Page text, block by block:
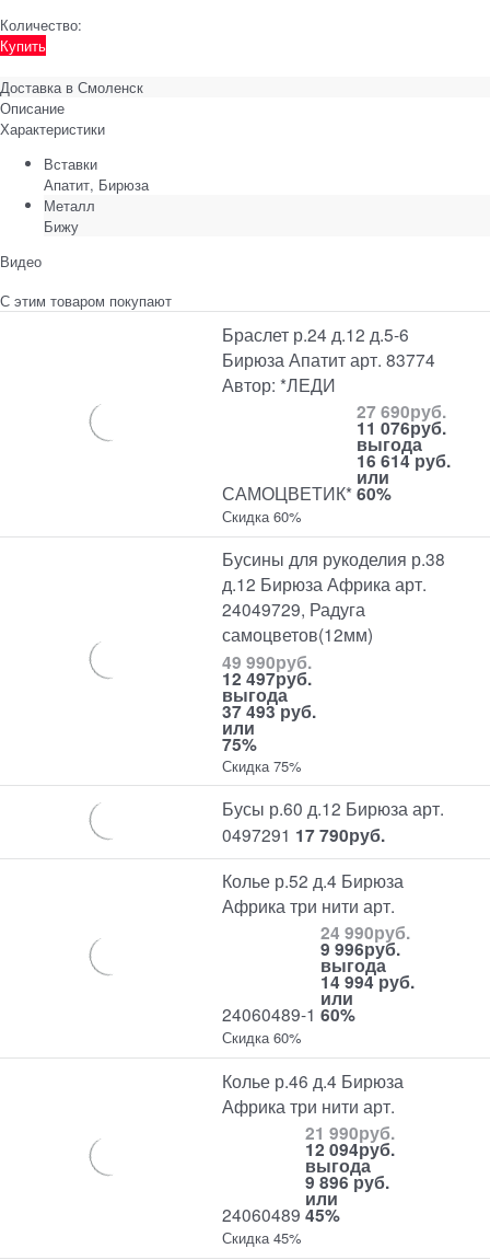
Количество:
Купить
Доставка в Смоленск
Описание
Характеристики
Вставки
Апатит, Бирюза
Металл
Бижу
Видео
С этим товаром покупают
Браслет р.24 д.12 д.5-6
Бирюза Апатит арт. 83774
Автор: *ЛЕДИ
САМОЦВЕТИК*
27 690руб.
11 076руб.
выгода
16 614 руб.
или
60%
Скидка 60%
Бусины для рукоделия р.38
д.12 Бирюза Африка арт.
24049729, Радуга
самоцветов(12мм)
49 990руб.
12 497руб.
выгода
37 493 руб.
или
75%
Скидка 75%
Бусы р.60 д.12 Бирюза арт.
0497291 17 790руб.
Колье р.52 д.4 Бирюза
Африка три нити арт.
24060489-1
24 990руб.
9 996руб.
выгода
14 994 руб.
или
60%
Скидка 60%
Колье р.46 д.4 Бирюза
Африка три нити арт.
24060489
21 990руб.
12 094руб.
выгода
9 896 руб.
или
45%
Скидка 45%